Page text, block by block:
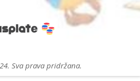
Sva prava pridržana.